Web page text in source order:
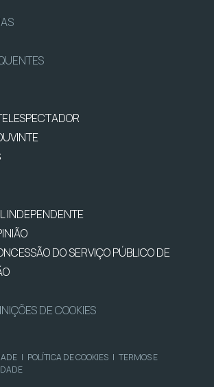
INDEPENDENTE
DO SERVIÇO PÚBLICO DE
DE COOKIES
| POLÍTICA DE COOKIES | TERMOS E